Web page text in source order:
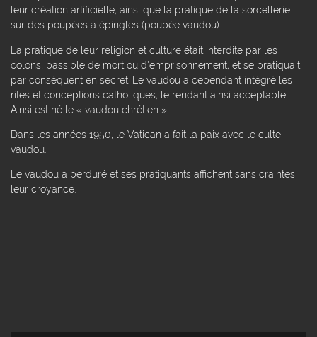
leur création artificielle, ainsi que la pratique de la sorcellerie
sur des poupées à épingles (poupée vaudou).
La pratique de leur religion et culture était interdite par les
colons, passible de mort ou d'emprisonnement, et se pratiquait
par conséquent en secret. Le vaudou a cependant intégré les
rites et conceptions catholiques, le rendant ainsi acceptable.
Ainsi est né le « vaudou chrétien ».
Dans les années 1950, le Vatican a fait la paix avec le culte
vaudou.
Le vaudou a perduré et ses pratiquants affichent sans craintes
leur croyance.